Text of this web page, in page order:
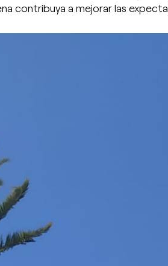
contribuya a mejorar las